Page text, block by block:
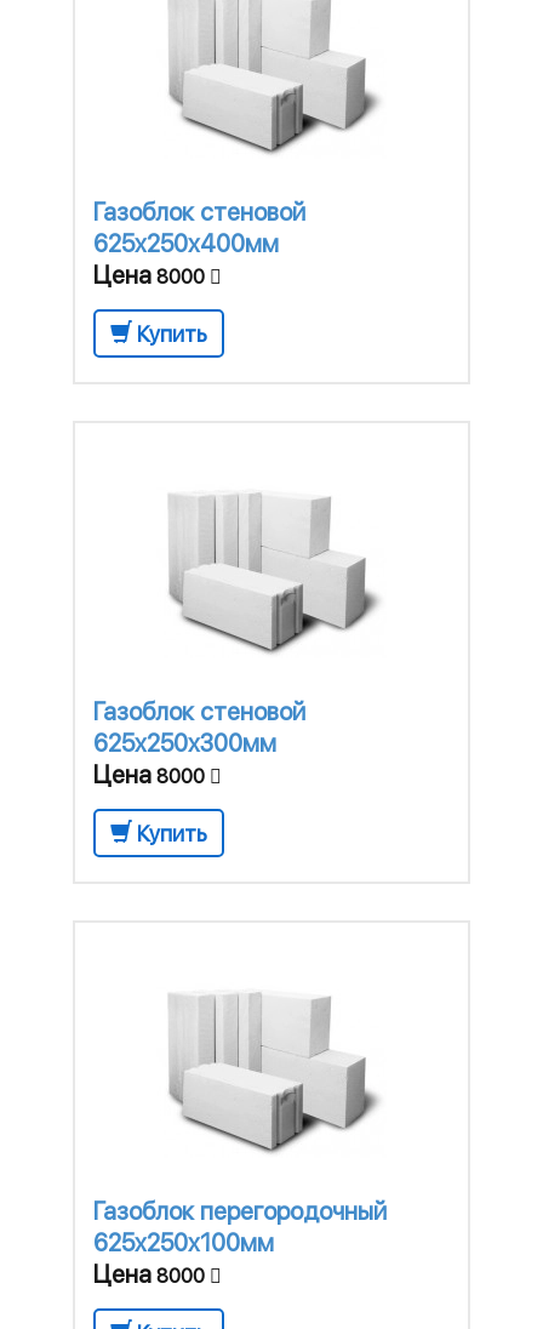
Газоблок стеновой
625x250x400мм
Цена 8000
Купить
Газоблок стеновой
625x250x300мм
Цена 8000
Купить
Газоблок перегородочный
625x250x100мм
Цена 8000